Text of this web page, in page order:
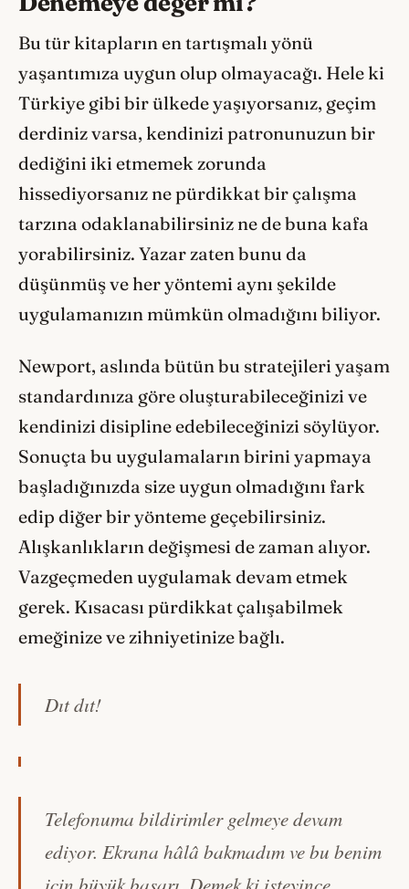
Bu tür kitapların en tartışmalı yönü
yaşantımıza uygun olup olmayacağı. Hele ki
Türkiye gibi bir ülkede yaşıyorsanız, geçim
derdiniz varsa, kendinizi patronunuzun bir
dediğini iki etmemek zorunda
hissediyorsanız ne pürdikkat bir çalışma
tarzına odaklanabilirsiniz ne de buna kafa
yorabilirsiniz. Yazar zaten bunu da
düşünmüş ve her yöntemi aynı şekilde
uygulamanızın mümkün olmadığını biliyor.
Newport, aslında bütün bu stratejileri yaşam
standardınıza göre oluşturabileceğinizi ve
kendinizi disipline edebileceğinizi söylüyor.
Sonuçta bu uygulamaların birini yapmaya
başladığınızda size uygun olmadığını fark
edip diğer bir yönteme geçebilirsiniz.
Alışkanlıkların değişmesi de zaman alıyor.
Vazgeçmeden uygulamak devam etmek
gerek. Kısacası pürdikkat çalışabilmek
emeğinize ve zihniyetinize bağlı.
Dıt dıt!
Telefonuma bildirimler gelmeye devam
ediyor. Ekrana hâlâ bakmadım ve bu benim